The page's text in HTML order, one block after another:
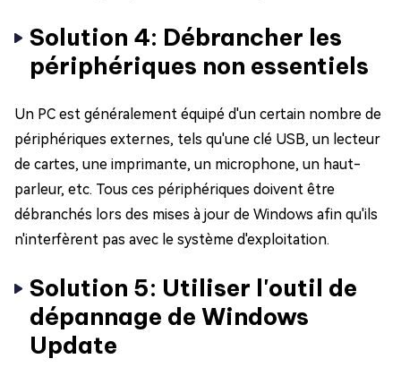
Solution 4: Débrancher les
périphériques non essentiels
Un PC est généralement équipé d'un certain nombre de
périphériques externes, tels qu'une clé USB, un lecteur
de cartes, une imprimante, un microphone, un haut-
parleur, etc. Tous ces périphériques doivent être
débranchés lors des mises à jour de Windows afin qu'ils
n'interfèrent pas avec le système d'exploitation.
Solution 5: Utiliser l'outil de
dépannage de Windows
Update